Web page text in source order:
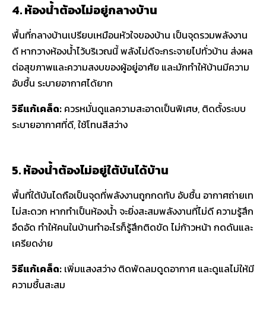
4. ห้องน้ำต้องไม่อยู่กลางบ้าน
พื้นที่กลางบ้านเปรียบเหมือนหัวใจของบ้าน เป็นจุดรวมพลังงาน
ดี หากวางห้องน้ำไว้บริเวณนี้ พลังไม่ดีจะกระจายไปทั่วบ้าน ส่งผล
ต่อสุขภาพและความสงบของผู้อยู่อาศัย และมักทำให้บ้านมีความ
อับชื้น ระบายอากาศได้ยาก
วิธีแก้เคล็ด: ควรหมั่นดูแลความสะอาดเป็นพิเศษ, ติดตั้งระบบ
ระบายอากาศที่ดี, ใช้โทนสีสว่าง
5. ห้องน้ำต้องไม่อยู่ใต้บันได้บ้าน
พื้นที่ใต้บันไดถือเป็นจุดที่พลังงานถูกกดทับ อับชื้น อากาศถ่ายเท
ไม่สะดวก หากทำเป็นห้องน้ำ จะยิ่งสะสมพลังงานที่ไม่ดี ความรู้สึก
อึดอัด ทำให้คนในบ้านทำอะไรก็รู้สึกติดขัด ไม่ก้าวหน้า กดดันและ
เครียดง่าย
วิธีแก้เคล็ด: เพิ่มแสงสว่าง ติดพัดลมดูดอากาศ และดูแลไม่ให้มี
ความชื้นสะสม